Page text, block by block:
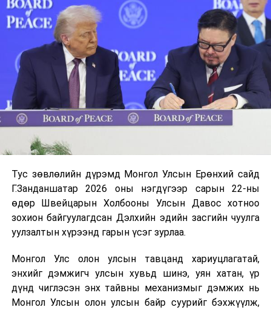
Тус зөвлөлийн дүрэмд Монгол Улсын Ерөнхий сайд
Г.Занданшатар 2026 оны нэгдүгээр сарын 22-ны
өдөр Швейцарын Холбооны Улсын Давос хотноо
зохион байгуулагдсан Дэлхийн эдийн засгийн чуулга
уулзалтын хүрээнд гарын үсэг зурлаа.
Монгол Улс олон улсын тавцанд хариуцлагатай,
энхийг дэмжигч улсын хувьд шинэ, уян хатан, үр
дүнд чиглэсэн энх тайвны механизмыг дэмжих нь
Монгол Улсын олон улсын байр суурийг бэхжүүлж,